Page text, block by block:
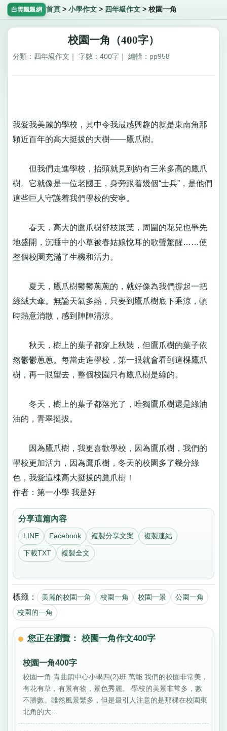
白雲飄飄網 首頁 > 小學作文> 四年級作文> 校園一角
校園一角（400字）
分類：四年級作文｜ 字數：400字｜ 編輯：pp958
我愛我美麗的學校，其中令我最感興趣的就是東南角那
顆近百年的高大挺拔的大樹——鷹爪樹。
但我們走進學校，抬頭就見到約有三米多高的鷹爪
樹。它就像是一位老國王，身旁跟着幾個“士兵”，是他們
這些巨人守護着我們學校的安寧。
春天，高大的鷹爪樹舒枝展葉，周圍的花兒也爭先
地盛開，沉睡中的小草被春姑娘悅耳的歌聲驚醒……使
整個校園充滿了生機和活力。
夏天，鷹爪樹鬱鬱蔥蔥的，就好像為我們撐起一把
綠絨大傘。無論天氣多熱，只要到鷹爪樹底下乘涼，頓
時熱意消散，感到陣陣清涼。
秋天，樹上的葉子都穿上秋裝，但鷹爪樹的葉子依
然鬱鬱蔥蔥。每當走進學校，第一眼就會看到這棵鷹爪
樹，再一眼望去，整個校園只有鷹爪樹是綠的。
冬天，樹上的葉子都落光了，唯獨鷹爪樹還是綠油
油的，青翠挺拔。
因為鷹爪樹，我更喜歡學校，因為鷹爪樹，我們的
學校更加活力，因為鷹爪樹，冬天的校園多了幾分綠
色，我愛這棵高大挺拔的鷹爪樹！
作者：第一小學 我是好
分享這篇內容
LINE Facebook 複製分享文案 複製連結
下載TXT 複製全文
標籤： 美麗的校園一角 校園一角 校園一景
公園一角
校園的一角
您正在瀏覽： 校園一角作文400字
校園一角400字
校園一角 青曲鎮中心小學四(2)班 萬能 我們的校園非常美，
有花有草，有景有物，景色秀麗。 學校的美景非常多，數
不勝數。雖然風景繁多，但是最引人注意的是那棵在校園東
北角的大...